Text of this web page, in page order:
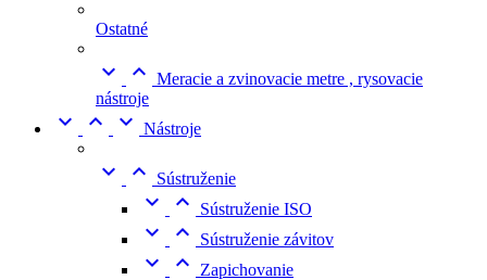
Ostatné
  Meracie a zvinovacie metre , rysovacie
nástroje
   Nástroje
  Sústruženie
  Sústruženie ISO
  Sústruženie závitov
  Zapichovanie